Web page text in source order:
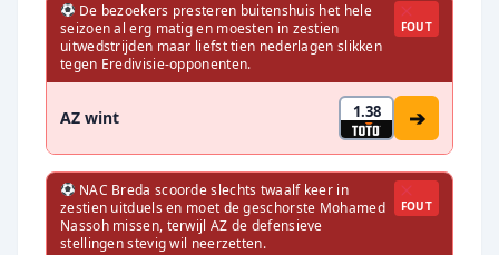
De bezoekers presteren buitenshuis het hele
seizoen al erg matig en moesten in zestien
uitwedstrijden maar liefst tien nederlagen slikken
tegen Eredivisie-opponenten.
FOUT
AZ wint 1.38 ➔
NAC Breda scoorde slechts twaalf keer in
zestien uitduels en moet de geschorste Mohamed
Nassoh missen, terwijl AZ de defensieve
stellingen stevig wil neerzetten.
FOUT